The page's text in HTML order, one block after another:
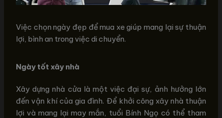
Việc chọn ngày đẹp để mua xe giúp mang lại sự thuận
lợi, bình an trong việc di chuyển.
Ngày tốt xây nhà
Xây dựng nhà cửa là một việc đại sự, ảnh hưởng lớn
đến vận khí của gia đình. Để khởi công xây nhà thuận
lợi và mang lại may mắn, tuổi Bính Ngọ có thể tham